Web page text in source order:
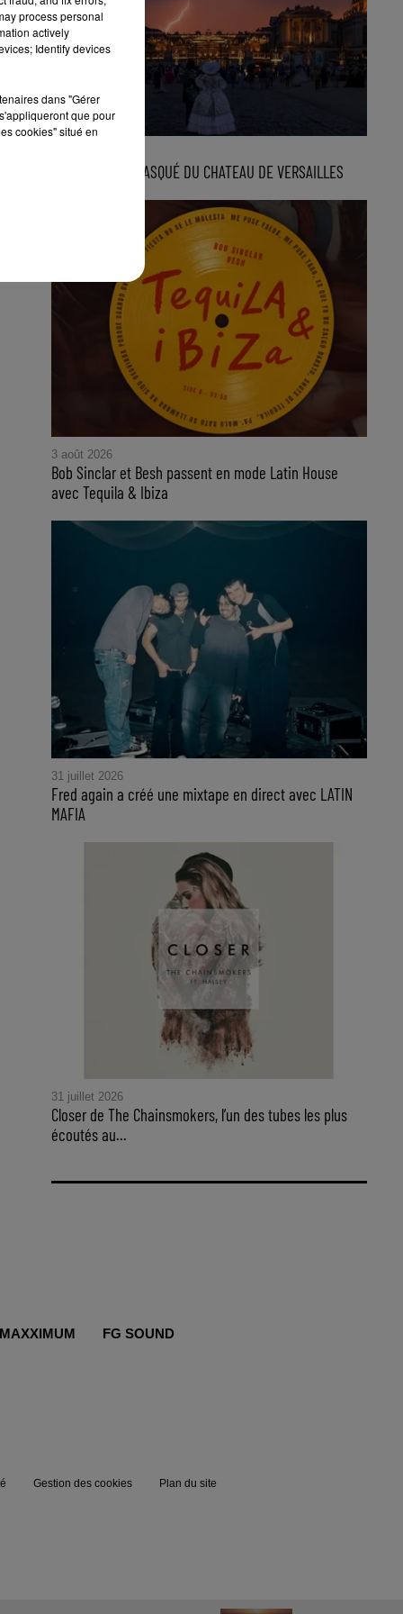
LE GRAND BAL MASQUÉ DU CHATEAU DE VERSAILLES
3 août 2026
Bob Sinclar et Besh passent en mode Latin House
avec Tequila & Ibiza
31 juillet 2026
Fred again a créé une mixtape en direct avec LATIN
MAFIA
31 juillet 2026
Closer de The Chainsmokers, l’un des tubes les plus
écoutés au...
MAXXIMUM FG SOUND
Gestion des cookies Plan du site
process personal
actively
Identify devices
dans "Gérer
que pour
cookies" situé en